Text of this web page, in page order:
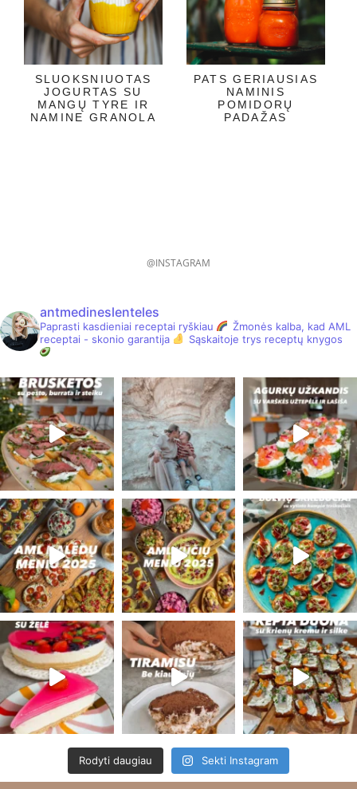
SLUOKSNIUOTAS
JOGURTAS SU
MANGŲ TYRE IR
NAMINE GRANOLA
PATS GERIAUSIAS
NAMINIS
POMIDORŲ
PADAŽAS
@INSTAGRAM
antmedineslenteles
Paprasti kasdieniai receptai ryškiau
Žmonės kalba, kad AML
receptai - skonio garantija
Sąskaitoje trys receptų knygos
Rodyti daugiau Sekti Instagram